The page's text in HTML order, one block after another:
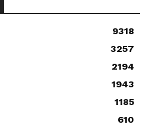
9318
3257
2194
1943
1185
610